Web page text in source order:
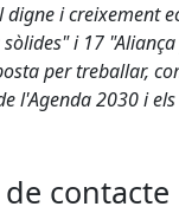
i creixement
i 17
per treballar,
l'Agenda 2030 i els
contacte